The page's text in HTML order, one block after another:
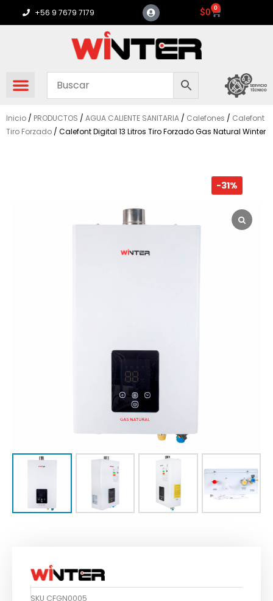
+56 9 7679 7179 $0 0
Carrito
Inicio / PRODUCTOS / AGUA CALIENTE SANITARIA / Calefones / Calefont
Tiro Forzado / Calefont Digital 13 Litros Tiro Forzado Gas Natural Winter
-31%
SKU CFGN0005